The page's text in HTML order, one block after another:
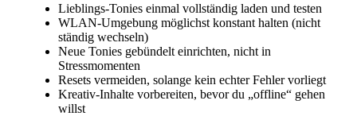
Lieblings-Tonies einmal vollständig laden und testen
WLAN-Umgebung möglichst konstant halten (nicht
ständig wechseln)
Neue Tonies gebündelt einrichten, nicht in
Stressmomenten
Resets vermeiden, solange kein echter Fehler vorliegt
Kreativ-Inhalte vorbereiten, bevor du „offline“ gehen
willst